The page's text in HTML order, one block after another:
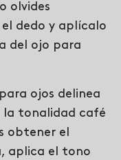
olvides
dedo y aplícalo
del ojo para
ojos delinea
la tonalidad café
obtener el
aplica el tono